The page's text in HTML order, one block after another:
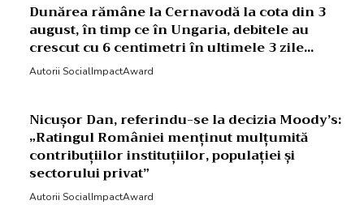
Dunărea rămâne la Cernavodă la cota din 3
august, în timp ce în Ungaria, debitele au
crescut cu 6 centimetri în ultimele 3 zile...
Autorii SocialImpactAward
Nicușor Dan, referindu-se la decizia Moody’s:
„Ratingul României menținut mulțumită
contribuțiilor instituțiilor, populației și
sectorului privat”
Autorii SocialImpactAward